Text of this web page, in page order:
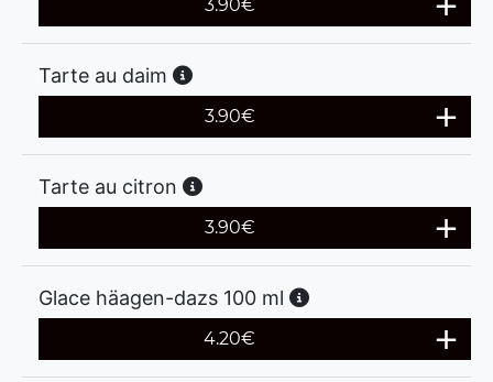
3.90€
Tarte au daim
3.90€
Tarte au citron
3.90€
Glace häagen-dazs 100 ml
4.20€